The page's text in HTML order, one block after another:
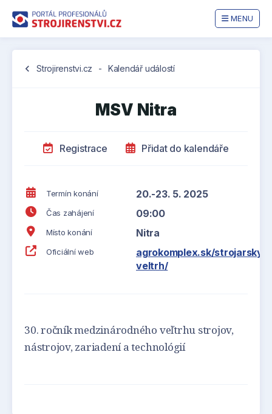
MENU
chevron_left Strojirenstvi.cz - Kalendář událostí
MSV Nitra
Registrace Přidat do kalendáře
Termín konání 20.-23. 5. 2025
Čas zahájení 09:00
Místo konání Nitra
Oficiální web
agrokomplex.sk/strojarsky-
veltrh/
30. ročník medzinárodného veľtrhu strojov,
nástrojov, zariadení a technológií